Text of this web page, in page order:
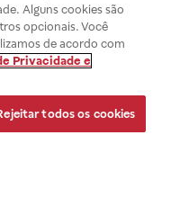
Alguns cookies são
opcionais. Você
de acordo com
Privacidade e
todos os cookies